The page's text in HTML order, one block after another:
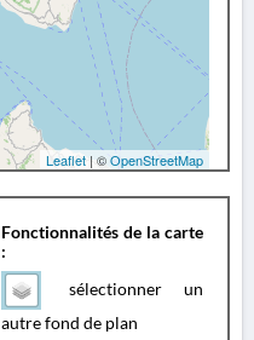
Leaflet | ©OpenStreetMap
Fonctionnalités de la carte
:
sélectionner un
autre fond de plan